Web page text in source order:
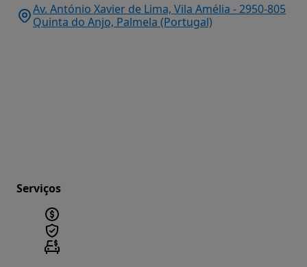
Av. António Xavier de Lima, Vila Amélia - 2950-805
Quinta do Anjo, Palmela (Portugal)
Serviços